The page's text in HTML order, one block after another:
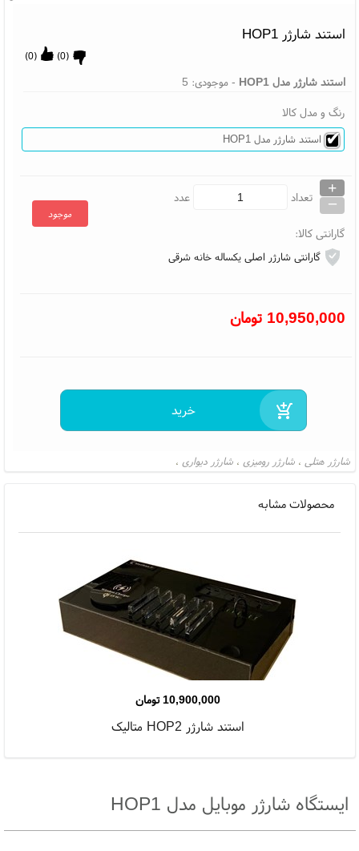
استند شارژر HOP1
(
0
) (
0
)
استند شارژر مدل HOP1 - موجودی: 5
رنگ و مدل کالا
استند شارژر مدل HOP1
تعداد
+
_ عدد
موجود
گارانتی کالا:
گارانتی شارژر اصلی یکساله خانه شرقی
10,950,000 تومان
شارژر هتلی ، شارژر رومیزی ، شارژر دیواری ،
محصولات مشابه
استند شارژر HOP2 متالیک
10,900,000تومان
ایستگاه شارژر موبایل مدل HOP1